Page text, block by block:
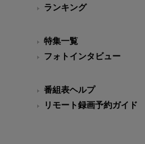
ランキング
特集一覧
フォトインタビュー
番組表ヘルプ
リモート録画予約ガイド